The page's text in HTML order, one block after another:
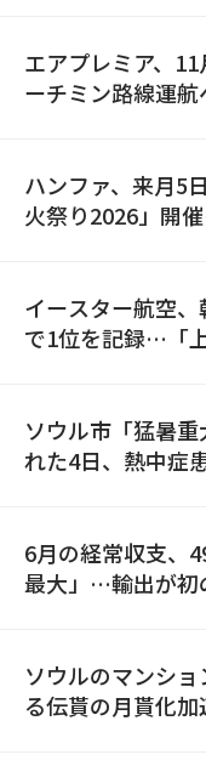
エアプレミア、
ーチミン路線運
ハンファ、来月5
火祭り2026」開
イースター航空
で1位を記録…「
ソウル市「猛暑
れた4日、熱中症
6月の経常収支、
最大」…輸出が初
ソウルのマンシ
る伝貰の月貰化加